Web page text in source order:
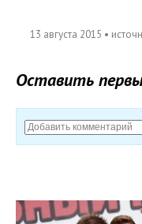
13 августа 2015 •
Оставить